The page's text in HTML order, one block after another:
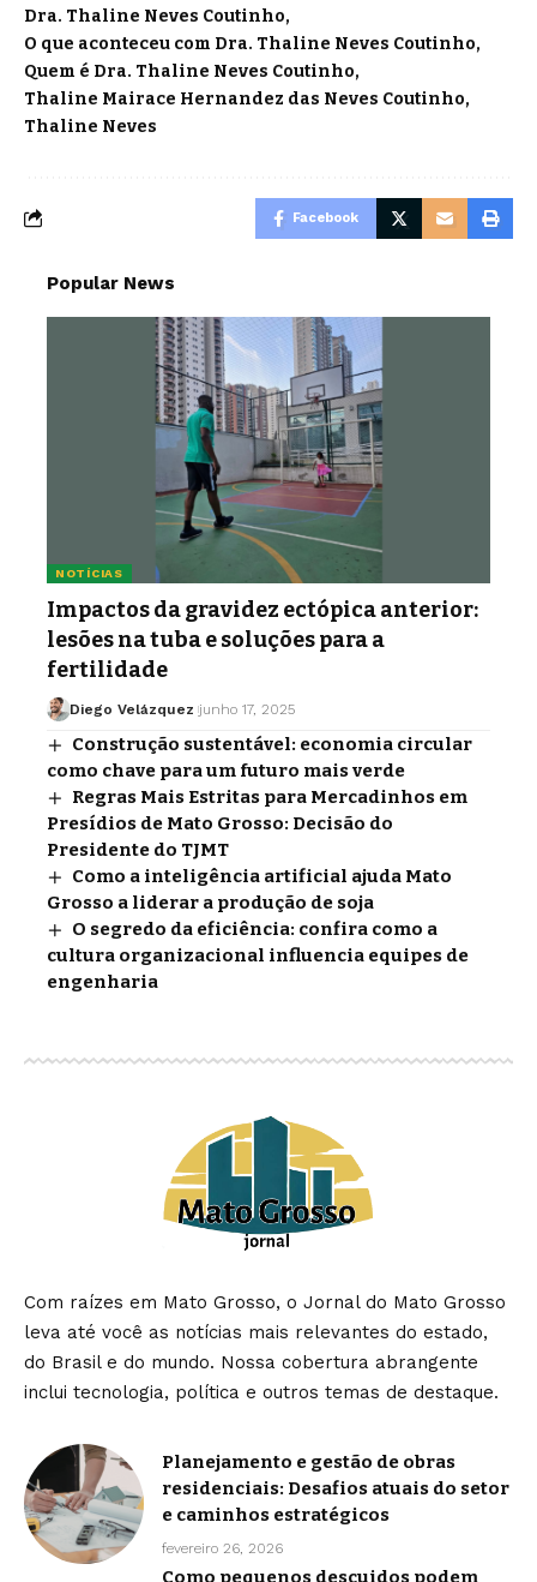
Dra. Thaline Neves Coutinho
O que aconteceu com Dra. Thaline Neves Coutinho
Quem é Dra. Thaline Neves Coutinho
Thaline Mairace Hernandez das Neves Coutinho
Thaline Neves
Facebook
Popular News
NOTÍCIAS
Impactos da gravidez ectópica anterior:
lesões na tuba e soluções para a
fertilidade
Diego Velázquez junho 17, 2025
Construção sustentável: economia circular
como chave para um futuro mais verde
Regras Mais Estritas para Mercadinhos em
Presídios de Mato Grosso: Decisão do
Presidente do TJMT
Como a inteligência artificial ajuda Mato
Grosso a liderar a produção de soja
O segredo da eficiência: confira como a
cultura organizacional influencia equipes de
engenharia
Com raízes em Mato Grosso, o Jornal do Mato Grosso
leva até você as notícias mais relevantes do estado,
do Brasil e do mundo. Nossa cobertura abrangente
inclui tecnologia, política e outros temas de destaque.
Planejamento e gestão de obras
residenciais: Desafios atuais do setor
e caminhos estratégicos
fevereiro 26, 2026
Como pequenos descuidos podem